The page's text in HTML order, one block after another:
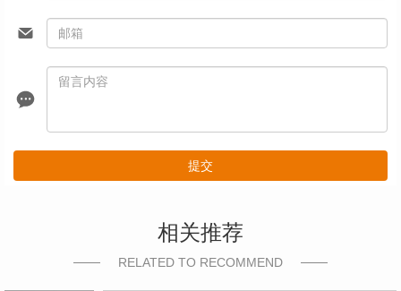
提交
相关推荐
RELATED TO RECOMMEND